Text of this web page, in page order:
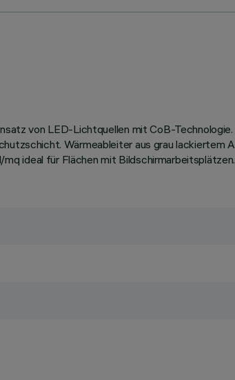
von LED-Lichtquellen mit CoB-
Wärmeableiter aus grau lackiertem
ideal für Flächen mit Bildschirmarbeitsplätzen.